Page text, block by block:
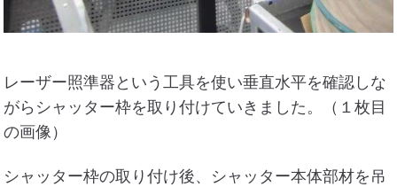
レーザー照準器という工具を使い垂直水平を確認しな
がらシャッター枠を取り付けていきました。（１枚目
の画像）
シャッター枠の取り付け後、シャッター本体部材を吊